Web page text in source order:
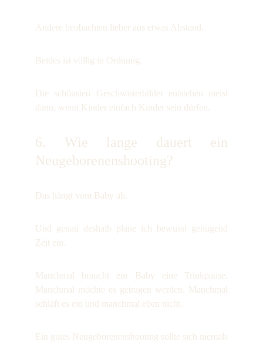
Andere beobachten lieber aus etwas Abstand.
Beides ist völlig in Ordnung.
Die schönsten Geschwisterbilder entstehen meist
dann, wenn Kinder einfach Kinder sein dürfen.
6. Wie lange dauert ein
Neugeborenenshooting?
Das hängt vom Baby ab.
Und genau deshalb plane ich bewusst genügend
Zeit ein.
Manchmal braucht ein Baby eine Trinkpause.
Manchmal möchte es getragen werden. Manchmal
schläft es ein und manchmal eben nicht.
Ein gutes Neugeborenenshooting sollte sich niemals